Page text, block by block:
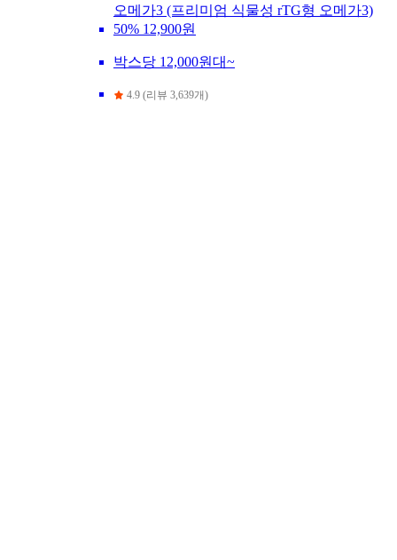
오메가3 (프리미엄 식물성 rTG형 오메가3)
50% 12,900원
박스당 12,000원대~
4.9 (리뷰 3,639개)